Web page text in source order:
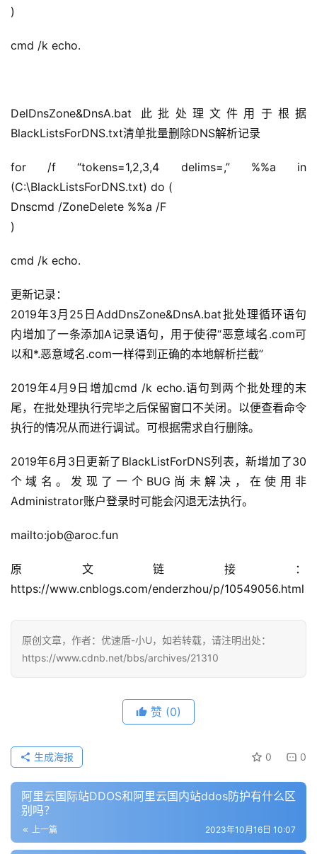
问
答
区
优
速
)
cmd /k echo.
DelDnsZone&DnsA.bat 此批处理文件用于根据
BlackListsForDNS.txt清单批量删除DNS解析记录
for /f “tokens=1,2,3,4 delims=,” %%a in
(C:\BlackListsForDNS.txt) do (
Dnscmd /ZoneDelete %%a /F
)
cmd /k echo.
更新记录：
2019年3月25日AddDnsZone&DnsA.bat批处理循环语句
内增加了一条添加A记录语句，用于使得“恶意域名.com可
以和*.恶意域名.com一样得到正确的本地解析拦截”
2019年4月9日增加cmd /k echo.语句到两个批处理的末
尾，在批处理执行完毕之后保留窗口不关闭。以便查看命令
执行的情况从而进行调试。可根据需求自行删除。
2019年6月3日更新了BlackListForDNS列表，新增加了30
个域名。发现了一个BUG尚未解决，在使用非
Administrator账户登录时可能会闪退无法执行。
mailto:job@aroc.fun
原文链接：
https://www.cnblogs.com/enderzhou/p/10549056.html
原创文章，作者：优速盾-小U，如若转载，请注明出处：
https://www.cdnb.net/bbs/archives/21310
赞 (0)
0 0
生成海报
阿里云国际站DDOS和阿里云国内站ddos防护有什么区
别吗？
上一篇 2023年10月16日 10:07